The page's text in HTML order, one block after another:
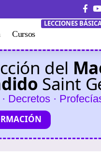
Cursos
LECCIONES
del
Saint
Decretos ·